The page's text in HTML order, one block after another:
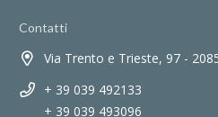
Contatti
Via Trento e Trieste, 97 -
+ 39 039 492133
+ 39 039 493096